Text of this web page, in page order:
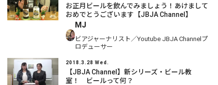
お正月ビールを飲んでみましょう！あけまして
おめでとうございます【JBJA Channel】
MJ
ビアジャーナリスト／Youtube JBJA Channelプ
ロデューサー
2018.3.28 Wed.
【JBJA Channel】新シリーズ・ビール教
室！ ビールって何？